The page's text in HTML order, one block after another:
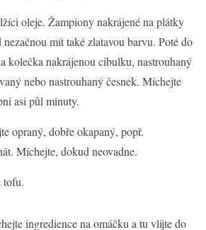
oleje. Žampiony nakrájené na plátky
mít také zlatavou barvu. Poté do
kolečka nakrájenou cibulku, nastrouhaný
nebo nastrouhaný česnek. Míchejte
asi půl minuty.
opraný, dobře okapaný, popř.
Míchejte, dokud neovadne.
tofu.
ingredience na omáčku a tu vlijte do